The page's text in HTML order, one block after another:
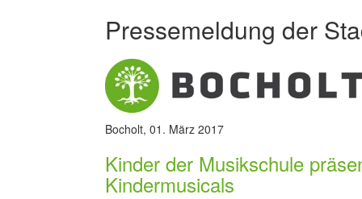
Pressemeldung der
Bocholt, 01. März 2017
Kinder der Musikschule
Kindermusicals